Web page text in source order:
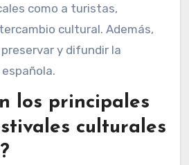
como a turistas,
cultural. Además,
y difundir la
los principales
culturales